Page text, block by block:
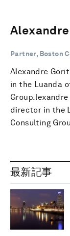
Partner, Boston
Alexandre
in the Luanda
director in the
Consulting
最新記事